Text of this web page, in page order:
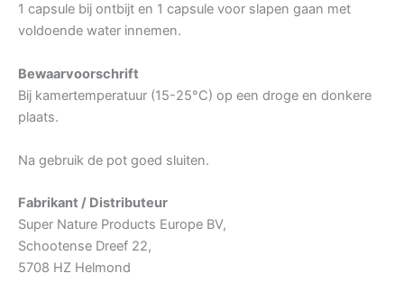
1 capsule bij ontbijt en 1 capsule voor slapen gaan met
voldoende water innemen.
Bewaarvoorschrift
Bij kamertemperatuur (15-25°C) op een droge en donkere
plaats.
Na gebruik de pot goed sluiten.
Fabrikant / Distributeur
Super Nature Products Europe BV,
Schootense Dreef 22,
5708 HZ Helmond